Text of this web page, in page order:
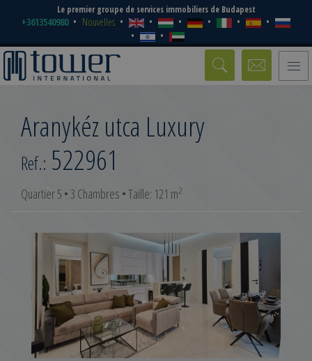
Le premier groupe de services immobiliers de Budapest
+3613540980 Nouvelles
Toggle
Aranykéz utca Luxury
Ref.: 522961
Quartier 5 • 3 Chambres • Taille: 121 m2